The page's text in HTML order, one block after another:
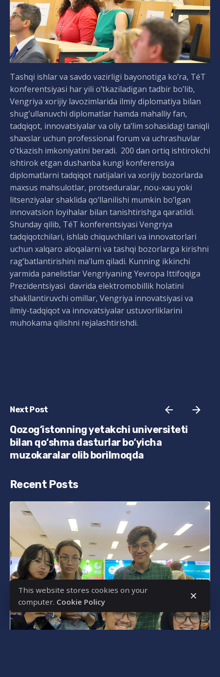
Tashqi ishlar va savdo vazirligi bayonotiga ko’ra, TéT
konferentsiyasi har yili o’tkaziladigan tadbir bo’lib,
Vengriya xorijiy lavozimlarida ilmiy diplomatiya bilan
shug’ullanuvchi diplomatlar hamda mahalliy fan,
tadqiqot, innovatsiyalar va oliy ta’lim sohasidagi taniqli
shaxslar uchun professional forum va uchrashuvlar
o’tkazish imkoniyatini beradi. 200 dan ortiq ishtirokchi
ishtirok etgan dushanba kungi konferensiya
diplomatlarni tadqiqot natijalari va xorijiy bozorlarda
maxsus mahsulotlar, protseduralar, nou-xau yoki
litsenziyalar shaklida qo‘llanilishi mumkin bo‘lgan
innovatsion loyihalar bilan tanishtirishga qaratildi.
Shunday qilib, TéT konferentsiyasi Vengriya
tadqiqotchilari, ishlab chiquvchilari va innovatorlari
uchun xalqaro aloqalarni va tashqi bozorlarga kirishni
rag’batlantirishini ma’lum qiladi. Kunning ikkinchi
yarmida panelistlar Vengriyaning Yevropa Ittifoqiga
Prezidentsiyasi davrida elektromobillik holatini
shakllantiruvchi omillar, Vengriya innovatsiyasi va
ilmiy-tadqiqot va innovatsiyalar ustuvorliklarini
muhokama qilishni rejalashtirishdi.
Next Post
Qozog‘istonning yetakchi universiteti
bilan qo‘shma dasturlar bo‘yicha
muzokaralar olib borilmoqda
Recent Posts
This website stores cookies on your
computer. Cookie Policy